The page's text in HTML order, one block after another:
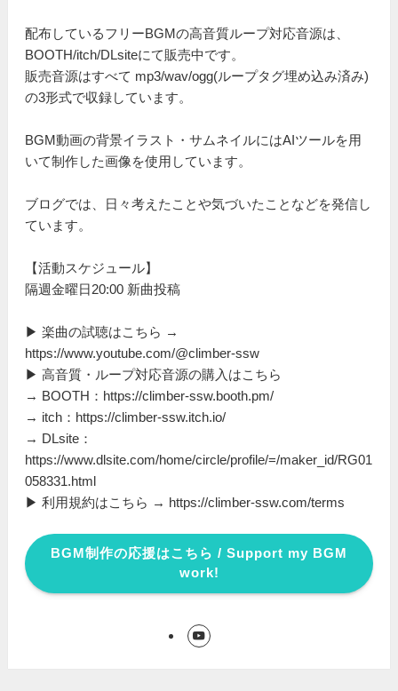
配布しているフリーBGMの高音質ループ対応音源は、
BOOTH/itch/DLsiteにて販売中です。
販売音源はすべて mp3/wav/ogg(ループタグ埋め込み済み)
の3形式で収録しています。
BGM動画の背景イラスト・サムネイルにはAIツールを用
いて制作した画像を使用しています。
ブログでは、日々考えたことや気づいたことなどを発信し
ています。
【活動スケジュール】
隔週金曜日20:00 新曲投稿
▶ 楽曲の試聴はこちら →
https://www.youtube.com/@climber-ssw
▶ 高音質・ループ対応音源の購入はこちら
→ BOOTH：https://climber-ssw.booth.pm/
→ itch：https://climber-ssw.itch.io/
→ DLsite：
https://www.dlsite.com/home/circle/profile/=/maker_id/RG01
058331.html
▶ 利用規約はこちら → https://climber-ssw.com/terms
BGM制作の応援はこちら / Support my BGM
work!